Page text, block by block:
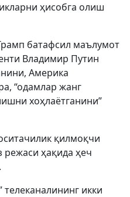
ҳисобга олиш
батафсил маълумот
Владимир Путин
Америка
“одамлар жанг
хоҳлаётганини”
қилмоқчи
режаси ҳақида ҳеч
телеканалининг икки